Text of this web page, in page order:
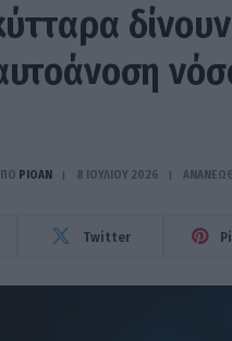
PIOAN 8 ΙΟΥΛΊΟΥ 2026
Twitter